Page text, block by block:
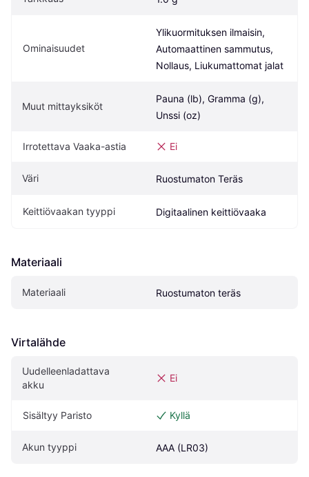
Ominaisuudet
Ylikuormituksen ilmaisin,
Automaattinen sammutus,
Nollaus, Liukumattomat jalat
Muut mittayksiköt
Pauna (lb), Gramma (g),
Unssi (oz)
Irrotettava Vaaka-astia Ei
Väri Ruostumaton Teräs
Keittiövaakan tyyppi Digitaalinen keittiövaaka
Materiaali
Materiaali Ruostumaton teräs
Virtalähde
Uudelleenladattava
akku
Ei
Sisältyy Paristo Kyllä
Akun tyyppi AAA (LR03)